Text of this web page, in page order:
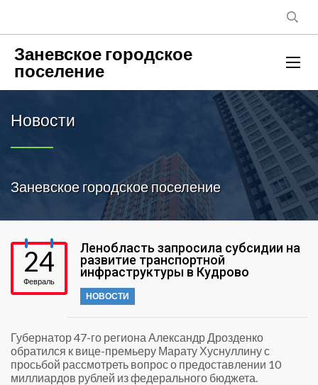
Заневское городское
поселение
Новости
Заневское городское поселение
24
Февраль
Ленобласть запросила субсидии на
развитие транспортной
инфраструктуры в Кудрово
НОВОСТИ
Губернатор 47-го региона Александр Дрозденко
обратился к вице-премьеру Марату Хуснуллину с
просьбой рассмотреть вопрос о предоставлении 10
миллиардов рублей из федерального бюджета.